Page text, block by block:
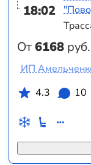
18:02
От6168 руб.
ИП
4.3
10